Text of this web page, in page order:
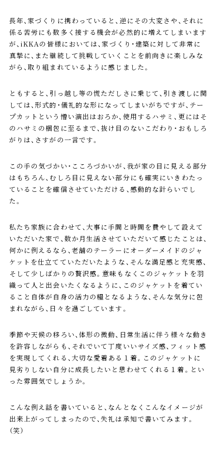
長年、家づくりに携わっていると、逆にその大変さや、それに
係る苦労にも数多く接する機会が必然的に増えてしまいます
が、iKKAの皆様においては、家づくり・建築に対して非常に
真摯に、また継続して挑戦していくことを前向きに楽しみな
がら、取り組まれているように感じました。
ともすると、引っ越し等の慌ただしさに乗じて、引き渡しに関
しては、形式的・儀礼的な形になってしまいがちですが、テー
プカットという憎い演出はおろか、使用するハサミ、更にはそ
のハサミの梱包に至るまで、抜け目のないこだわり・おもしろ
がりは、さすがの一言です。
この手の気づかい・こころづかいが、我が家の目に見える部分
はもちろん、むしろ目に見えない部分にも確実にいきわたっ
ていることを確信させていただける、感動的な計らいでし
た。
私たち家族に合わせて、大事に手間と時間を費やして設えて
いただいた家で、数か月生活させていただいて感じたことは、
何かに例えるなら、老舗のテーラーにオーダーメイドのジャ
ケットを仕立てていただいたような、そんな満足感と充実感、
そして少しばかりの贅沢感。意味もなくこのジャケットを羽
織って人と出会いたくなるように、このジャケットを着てい
ること自体が自身の活力の糧となるような、そんな気分に包
まれながら、日々を過ごしています。
季節や天候の移ろい、体形の微動、日常生活に伴う様々な動き
を許容しながらも、それでいて丁度いいサイズ感、フィット感
を実現してくれる、大切な愛着ある１着。このジャケットに
見劣りしない自分に成長したいと思わせてくれる１着。とい
った雰囲気でしょうか。
こんな例え話を書いていると、なんとなくこんなイメージが
出来上がってしまったので、失礼は承知で書いてみます。
（笑）